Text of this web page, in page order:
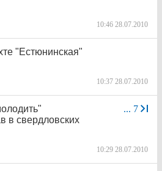
10:46 28.07.2010
"Естюнинская"
10:37 28.07.2010
... 7
в свердловских
10:29 28.07.2010